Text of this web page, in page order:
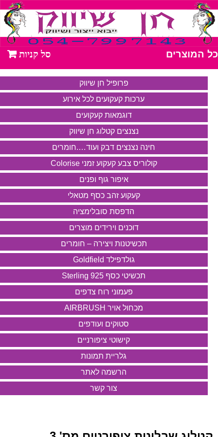
כל המוצרים
פרופיל חן שיווק
ערכות קעקועים לכל אירוע
דוגמאות קעקועים
נצנצים קטלוג חן שיווק
חינה נצנצים דבק ועוד….חומרים
קולוריס צבע קעקוע זמני Colorise
איפור גוף ופנים
קעקוע זהב כסף מטאלי
הדפסת סובלימציה
דוכנים וירידים מוצרים
תכשיטנות ויצירה – חומרים
גולדפילד Goldfield
תכשיטי כסף 925 Sterling
פעמוני רוח צדפים
מכחול אויר AIRBRUSH
סטוקים ועודפים
קישוטי ציפורניים
גלריית תמונות
הרשמה לאתר
צור קשר